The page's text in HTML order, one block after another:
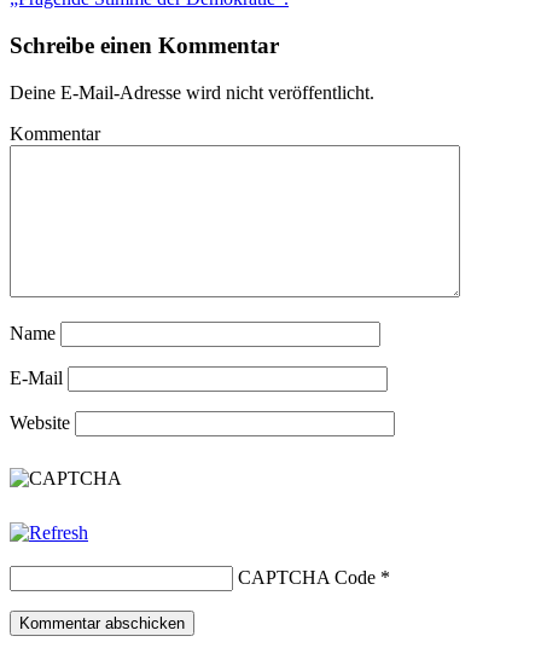
Schreibe einen Kommentar
Deine E-Mail-Adresse wird nicht veröffentlicht.
Kommentar
Name
E-Mail
Website
CAPTCHA Code *